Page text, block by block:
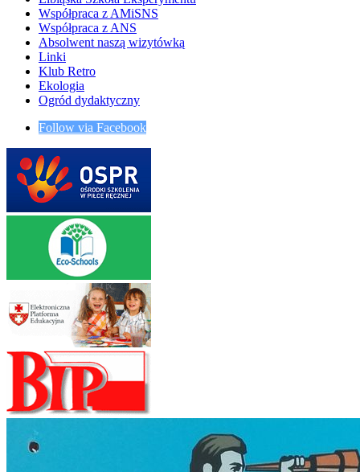
Współpraca z AMiSNS
Współpraca z ANS
Absolwent naszą wizytówką
Linki
Klub Retro
Ekologia
Ogród dydaktyczny
Follow via Facebook